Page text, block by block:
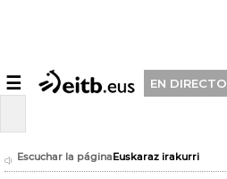
☰ EN DIRECTO
Escuchar la páginaEuskaraz irakurri